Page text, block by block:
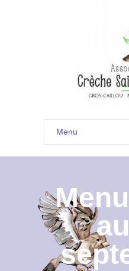
Menu
Accueil
Présentation
Documents
Les menus à venir